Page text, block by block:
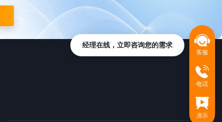
客服
电话
演示
经理在线，立即咨询您的需求